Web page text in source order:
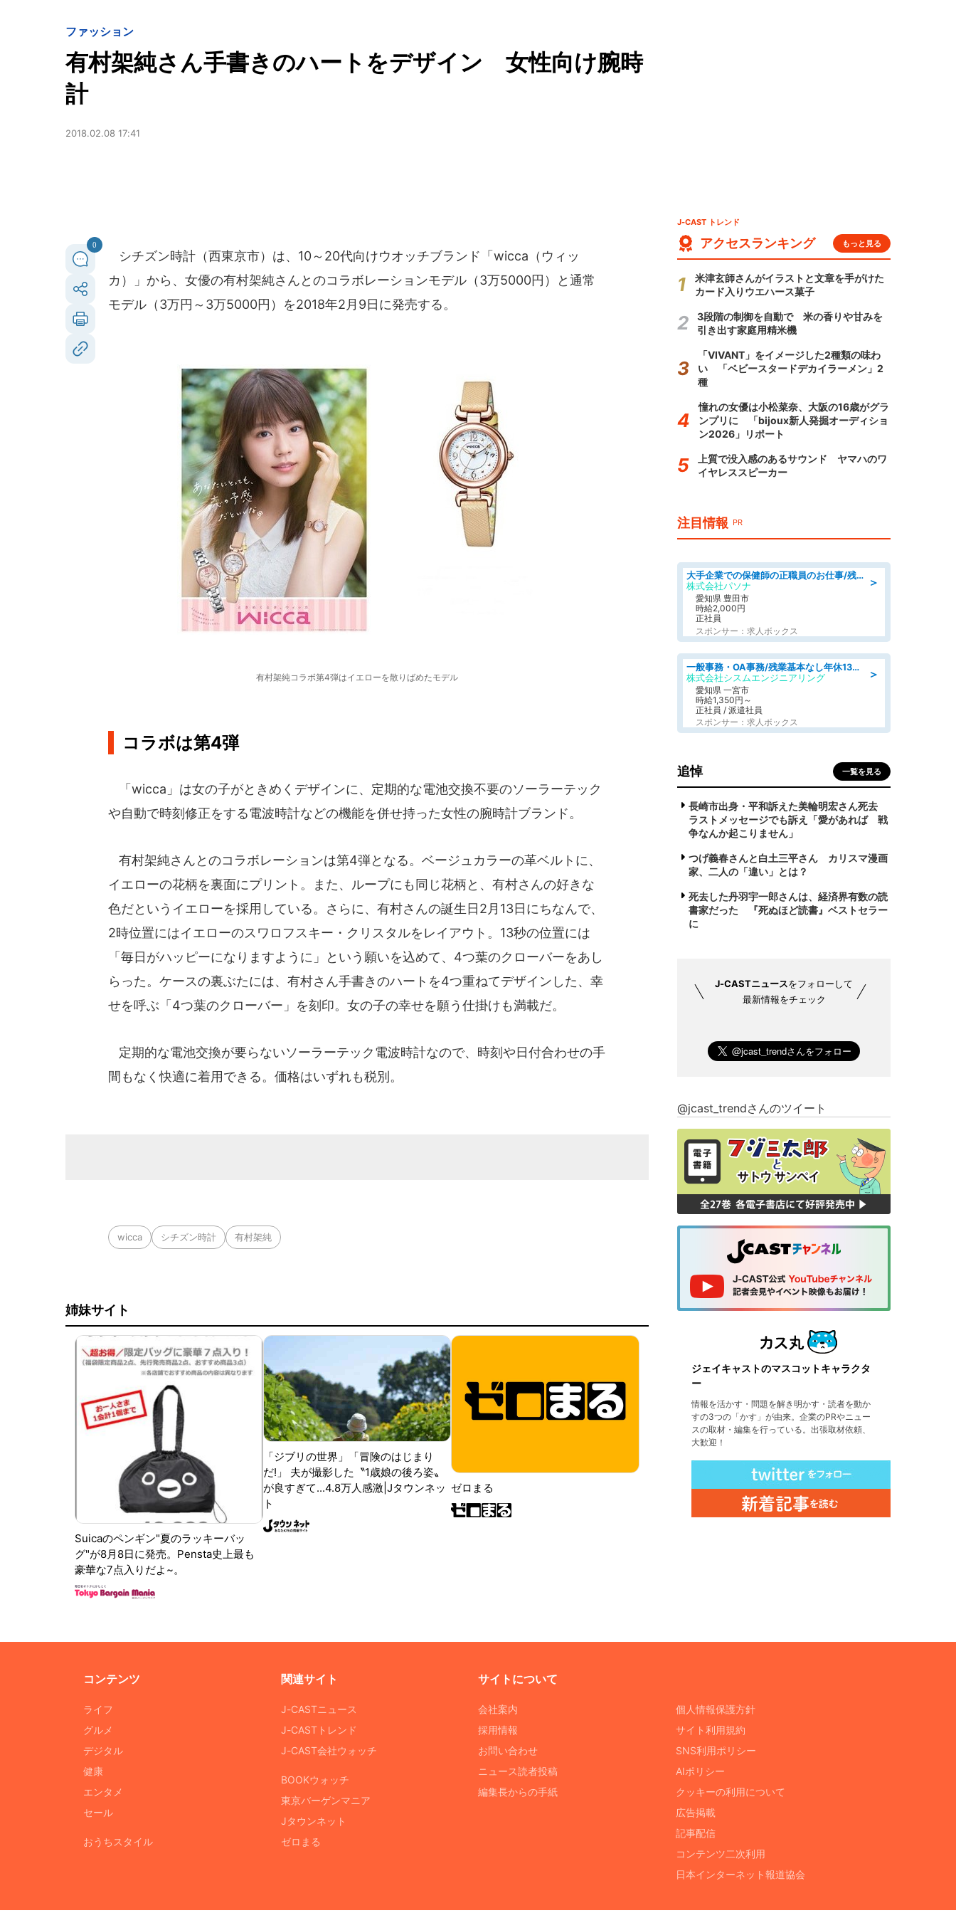
ファッション
有村架純さん手書きのハートをデザイン 女性向け腕時
計
2018.02.08 17:41
0
シチズン時計（西東京市）は、10～20代向けウオッチブランド「wicca（ウィッ
カ）」から、女優の有村架純さんとのコラボレーションモデル（3万5000円）と通常
モデル（3万円～3万5000円）を2018年2月9日に発売する。
有村架純コラボ第4弾はイエローを散りばめたモデル
コラボは第4弾
「wicca」は女の子がときめくデザインに、定期的な電池交換不要のソーラーテック
や自動で時刻修正をする電波時計などの機能を併せ持った女性の腕時計ブランド。
有村架純さんとのコラボレーションは第4弾となる。ベージュカラーの革ベルトに、
イエローの花柄を裏面にプリント。また、ループにも同じ花柄と、有村さんの好きな
色だというイエローを採用している。さらに、有村さんの誕生日2月13日にちなんで、
2時位置にはイエローのスワロフスキー・クリスタルをレイアウト。13秒の位置には
「毎日がハッピーになりますように」という願いを込めて、4つ葉のクローバーをあし
らった。ケースの裏ぶたには、有村さん手書きのハートを4つ重ねてデザインした、幸
せを呼ぶ「4つ葉のクローバー」を刻印。女の子の幸せを願う仕掛けも満載だ。
定期的な電池交換が要らないソーラーテック電波時計なので、時刻や日付合わせの手
間もなく快適に着用できる。価格はいずれも税別。
wicca シチズン時計 有村架純
姉妹サイト
Suicaのペンギン"夏のラッキーバッ
グ"が8月8日に発売。Pensta史上最も
豪華な7点入りだよ~。
「ジブリの世界」「冒険のはじまり
だ!」 夫が撮影した〝1歳娘の後ろ姿〟
が良すぎて...4.8万人感激|Jタウンネッ
ト
ゼロまる
J-CAST トレンド
アクセスランキング もっと見る
米津玄師さんがイラストと文章を手がけた
カード入りウエハース菓子
3段階の制御を自動で 米の香りや甘みを
引き出す家庭用精米機
「VIVANT」をイメージした2種類の味わ
い 「ベビースタードデカイラーメン」2
種
憧れの女優は小松菜奈、大阪の16歳がグラ
ンプリに 「bijoux新人発掘オーディショ
ン2026」リポート
上質で没入感のあるサウンド ヤマハのワ
イヤレススピーカー
注目情報 PR
＞
大手企業での保健師の正職員のお仕事/残業なし/要資格:保健師
株式会社パソナ
愛知県 豊田市
時給2,000円
正社員
スポンサー：求人ボックス
＞
一般事務・OA事務/残業基本なし年休130日社保完備の一般・調達事務
株式会社シスムエンジニアリング
愛知県 一宮市
時給1,350円～
正社員 / 派遣社員
スポンサー：求人ボックス
追悼 一覧を見る
長崎市出身・平和訴えた美輪明宏さん死去
ラストメッセージでも訴え「愛があれば 戦
争なんか起こりません」
つげ義春さんと白土三平さん カリスマ漫画
家、二人の「違い」とは？
死去した丹羽宇一郎さんは、経済界有数の読
書家だった 『死ぬほど読書』ベストセラー
に
J-CASTニュースをフォローして
最新情報をチェック
@jcast_trendさんのツイート
ジェイキャストのマスコットキャラクタ
ー
情報を活かす・問題を解き明かす・読者を動か
すの3つの「かす」が由来。企業のPRやニュー
スの取材・編集を行っている。出張取材依頼、
大歓迎！
コンテンツ
ライフ
グルメ
デジタル
健康
エンタメ
セール
おうちスタイル
関連サイト
J-CASTニュース
J-CASTトレンド
J-CAST会社ウォッチ
BOOKウォッチ
東京バーゲンマニア
Jタウンネット
ゼロまる
サイトについて
会社案内
採用情報
お問い合わせ
ニュース読者投稿
編集長からの手紙
個人情報保護方針
サイト利用規約
SNS利用ポリシー
AIポリシー
クッキーの利用について
広告掲載
記事配信
コンテンツ二次利用
日本インターネット報道協会